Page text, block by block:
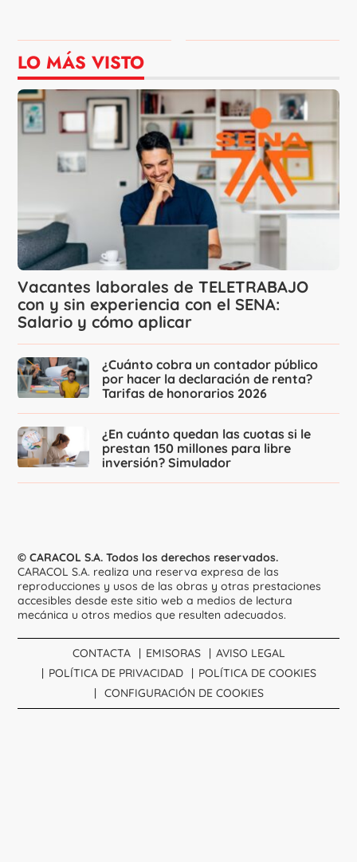
LO MÁS VISTO
Vacantes laborales de TELETRABAJO
con y sin experiencia con el SENA:
Salario y cómo aplicar
¿Cuánto cobra un contador público
por hacer la declaración de renta?
Tarifas de honorarios 2026
¿En cuánto quedan las cuotas si le
prestan 150 millones para libre
inversión? Simulador
© CARACOL S.A. Todos los derechos reservados.
CARACOL S.A. realiza una reserva expresa de las
reproducciones y usos de las obras y otras prestaciones
accesibles desde este sitio web a medios de lectura
mecánica u otros medios que resulten adecuados.
CONTACTA EMISORAS
AVISO LEGAL
POLÍTICA DE PRIVACIDAD
POLÍTICA DE COOKIES
CONFIGURACIÓN DE COOKIES